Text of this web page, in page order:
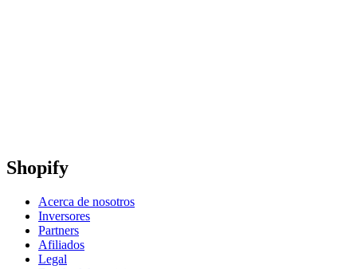
Shopify
Acerca de nosotros
Inversores
Partners
Afiliados
Legal